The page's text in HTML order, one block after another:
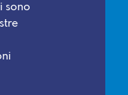
sono